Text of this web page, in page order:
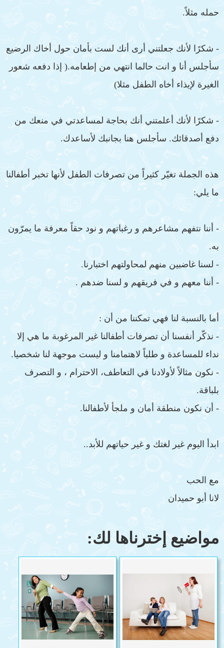
حمله مثلاً.
- شكرًا لأنك جعلتني أرى أنك لست بأمان حول أخاك الرضيع
سأجلس أنا و انت حالما انتهي من إطعامه.( إذا دفعه شعور
الغيرة لإيذاء أخاه الطفل مثلا)
- شكرًا لأنك أعلمتني أنك بحاجة لمساعدتي في منعك من
دفع أصدقائك. سأجلس هنا بجانبك لأساعدك.
هذه الجملة تغيّر كثيراً من تصرفات الطفل لأنها تخبر أطفالنا
ما يلي:
- أننا نتفهم مشاعرهم و رغباتهم و نود حقاً معرفة ما يمرّون
به.
- لسنا غاضبين منهم لمحاولتهم اختبارنا.
- أننا معهم و في فريقهم و لسنا ضدهم .
أما بالنسبة لنا فهي تمكننا من أن :
- نذكّر أنفسنا أن تصرفات أطفالنا غير المرغوبة ما هي إلا
نداء للمساعدة و طلباً لاهتمامنا و ليست موجهة لنا شخصيا.
- نكون مثالاً لأولادنا في التعاطف، الاحترام ، و التصرف
بلباقة.
- أن نكون منطقة أمان و ملجأ لأطفالنا.
ابدأ اليوم غير لغتك و غير حياتهم للأبد..
مع الحب
لانا أبو حميدان
مواضيع إخترناها لك: